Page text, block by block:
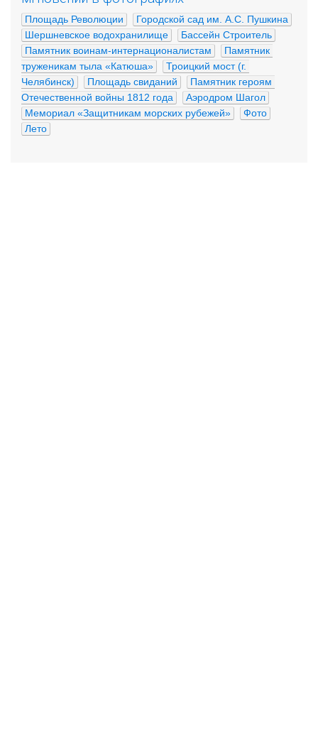
Площадь Революции
Городской сад им. А.С. Пушкина
Шершневское водохранилище
Бассейн Строитель
Памятник воинам-интернационалистам
Памятник
труженикам тыла «Катюша»
Троицкий мост (г.
Челябинск)
Площадь свиданий
Памятник героям
Отечественной войны 1812 года
Аэродром Шагол
Мемориал «Защитникам морских рубежей»
Фото
Лето